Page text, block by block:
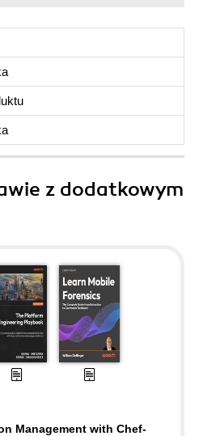
z dodatkowym
Management with Chef-